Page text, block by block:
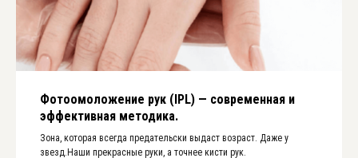
Фотоомоложение рук (IPL) — современная и
эффективная методика.
Зона, которая всегда предательски выдаст возраст. Даже у
звезд.Наши прекрасные руки, а точнее кисти рук.